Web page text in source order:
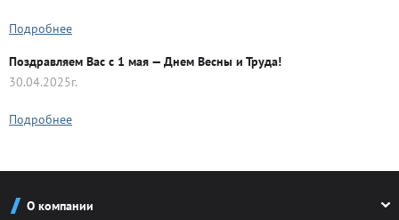
Подробнее
Поздравляем Вас с 1 мая — Днем Весны и Труда!
30.04.2025г.
Подробнее
О компании